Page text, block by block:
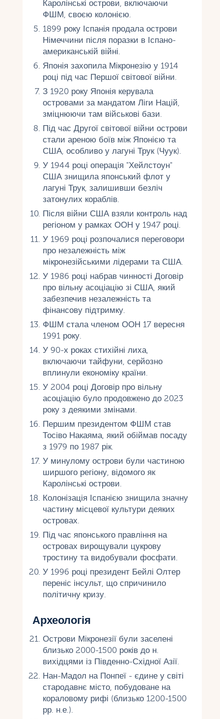
Каролінські острови, включаючи
ФШМ, своєю колонією.
1899 року Іспанія продала острови
Німеччини після поразки в Іспано-
американській війні.
Японія захопила Мікронезію у 1914
році під час Першої світової війни.
З 1920 року Японія керувала
островами за мандатом Ліги Націй,
зміцнюючи там військові бази.
Під час Другої світової війни острови
стали ареною боїв між Японією та
США, особливо у лагуні Трук (Чуук).
У 1944 році операція "Хейлстоун"
США знищила японський флот у
лагуні Трук, залишивши безліч
затонулих кораблів.
Після війни США взяли контроль над
регіоном у рамках ООН у 1947 році.
У 1969 році розпочалися переговори
про незалежність між
мікронезійськими лідерами та США.
У 1986 році набрав чинності Договір
про вільну асоціацію зі США, який
забезпечив незалежність та
фінансову підтримку.
ФШМ стала членом ООН 17 вересня
1991 року.
У 90-х роках стихійні лиха,
включаючи тайфуни, серйозно
вплинули економіку країни.
У 2004 році Договір про вільну
асоціацію було продовжено до 2023
року з деякими змінами.
Першим президентом ФШМ став
Тосіво Накаяма, який обіймав посаду
з 1979 по 1987 рік.
У минулому острови були частиною
ширшого регіону, відомого як
Каролінські острови.
Колонізація Іспанією знищила значну
частину місцевої культури деяких
островах.
Під час японського правління на
островах вирощували цукрову
тростину та видобували фосфати.
У 1996 році президент Бейлі Олтер
переніс інсульт, що спричинило
політичну кризу.
Археологія
Острови Мікронезії були заселені
близько 2000-1500 років до н.
вихідцями із Південно-Східної Азії.
Нан-Мадол на Понпеї - єдине у світі
стародавнє місто, побудоване на
кораловому рифі (близько 1200-1500
рр. н.е.).